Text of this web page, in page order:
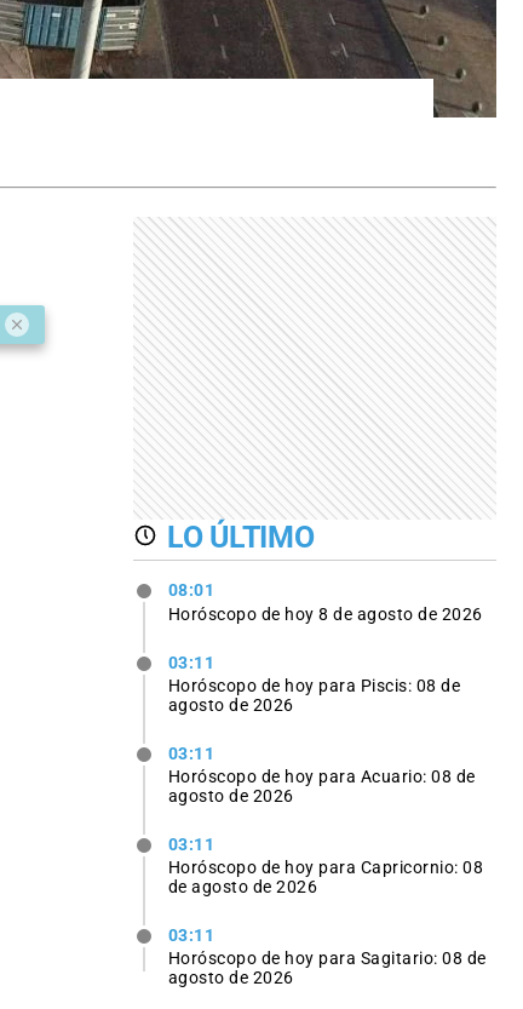
LO ÚLTIMO
08:01
Horóscopo de hoy 8 de agosto de 2026
03:11
Horóscopo de hoy para Piscis: 08 de
agosto de 2026
03:11
Horóscopo de hoy para Acuario: 08 de
agosto de 2026
03:11
Horóscopo de hoy para Capricornio: 08
de agosto de 2026
03:11
Horóscopo de hoy para Sagitario: 08 de
agosto de 2026